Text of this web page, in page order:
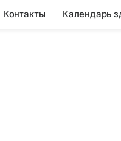
Контакты Календарь